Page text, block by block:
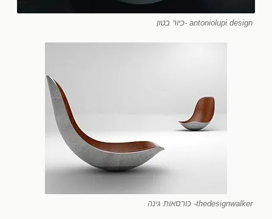
antoniolupi design -כיור בטון
thedesignwalker- כורסאות גינה